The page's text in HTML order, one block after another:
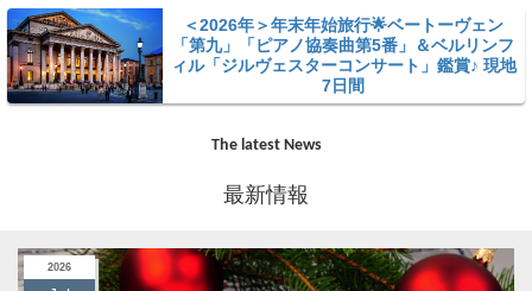
＜2026年＞年末年始旅行🌟ベートーヴェン
「第九」「ピアノ協奏曲第5番」＆ベルリンフ
ィル「ジルヴェスターコンサート」鑑賞♪ 現地
7日間
The latest News
最新情報
2026